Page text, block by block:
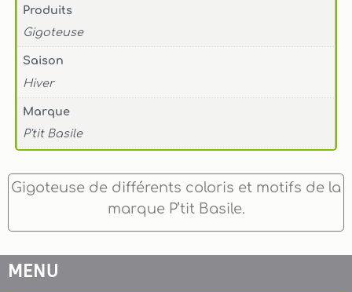
Produits
Gigoteuse
Saison
Hiver
Marque
P'tit Basile
Gigoteuse de différents coloris et motifs de la
marque P’tit Basile.
MENU